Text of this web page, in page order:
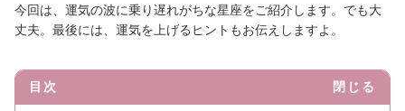
今回は、運気の波に乗り遅れがちな星座をご紹介します。でも大
丈夫。最後には、運気を上げるヒントもお伝えしますよ。
目次 閉じる